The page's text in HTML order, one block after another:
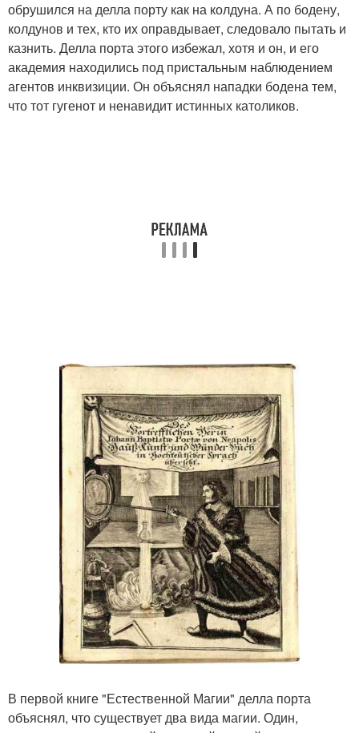
обрушился на делла порту как на колдуна. А по бодену,
колдунов и тех, кто их оправдывает, следовало пытать и
казнить. Делла порта этого избежал, хотя и он, и его
академия находились под пристальным наблюдением
агентов инквизиции. Он объяснял нападки бодена тем,
что тот гугенот и ненавидит истинных католиков.
В первой книге "Естественной Магии" делла порта
объяснял, что существует два вида магии. Один,